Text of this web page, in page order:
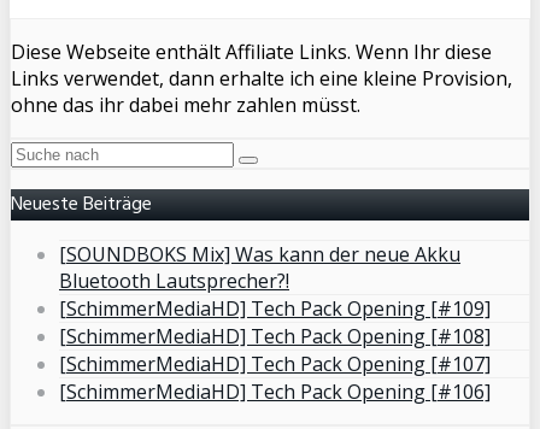
Diese Webseite enthält Affiliate Links. Wenn Ihr diese
Links verwendet, dann erhalte ich eine kleine Provision,
ohne das ihr dabei mehr zahlen müsst.
Neueste Beiträge
[SOUNDBOKS Mix] Was kann der neue Akku
Bluetooth Lautsprecher?!
[SchimmerMediaHD] Tech Pack Opening [#109]
[SchimmerMediaHD] Tech Pack Opening [#108]
[SchimmerMediaHD] Tech Pack Opening [#107]
[SchimmerMediaHD] Tech Pack Opening [#106]